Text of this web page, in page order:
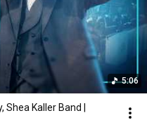
5:06
Kaller Band |